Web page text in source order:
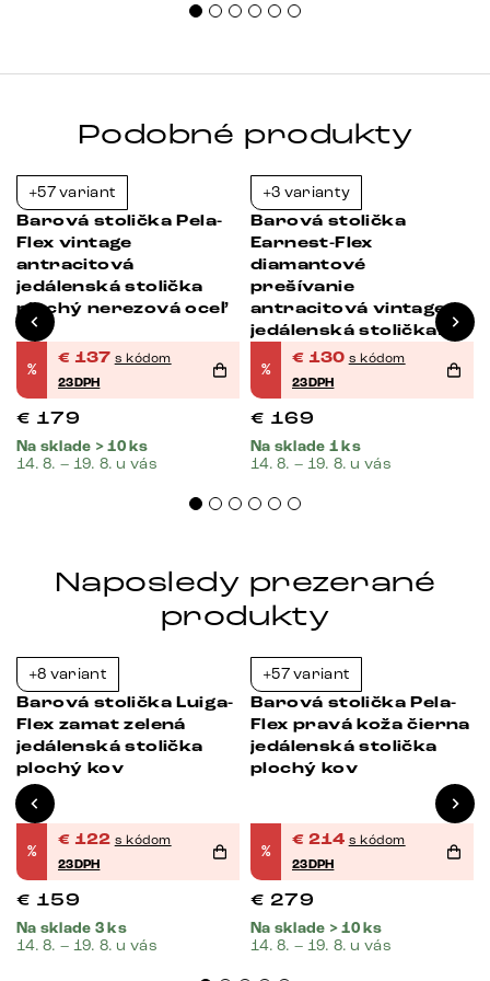
Podobné produkty
+57 variant
Barová stolička Pela-
Flex vintage
antracitová
jedálenská stolička
plochý nerezová oceľ
%
€ 137 s kódom
23DPH
€ 179
Na sklade > 10 ks
14. 8. – 19. 8. u vás
+3 varianty
Barová stolička
Earnest-Flex
diamantové
prešívanie
antracitová vintage
jedálenská stolička
plochý nerezová oceľ
%
€ 130 s kódom
23DPH
€ 169
Na sklade 1 ks
14. 8. – 19. 8. u vás
Naposledy prezerané
produkty
+8 variant
Barová stolička Luiga-
Flex zamat zelená
jedálenská stolička
plochý kov
%
€ 122 s kódom
23DPH
€ 159
Na sklade 3 ks
14. 8. – 19. 8. u vás
+57 variant
Barová stolička Pela-
Flex pravá koža čierna
jedálenská stolička
plochý kov
%
€ 214 s kódom
23DPH
€ 279
Na sklade > 10 ks
14. 8. – 19. 8. u vás